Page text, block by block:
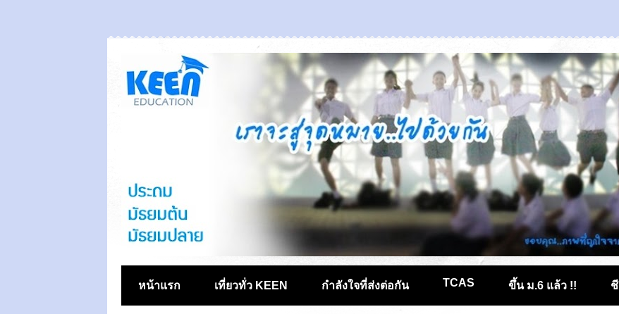
หน้าแรก เที่ยวทั่ว KEEN กำลังใจที่ส่งต่อกัน TCAS ขึ้น ม.6 แล้ว !!